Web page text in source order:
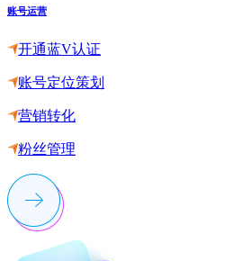
账号运营
开通蓝V认证
账号定位策划
营销转化
粉丝管理